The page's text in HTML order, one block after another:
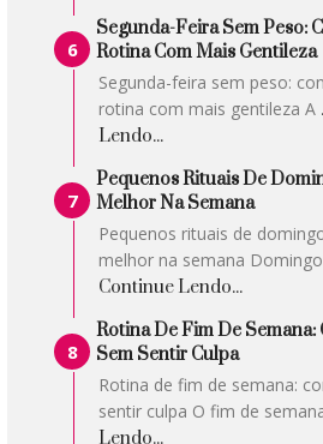
Segunda-Feira Sem Peso:
Rotina Com Mais Gentileza
Segunda-feira sem peso:
rotina com mais gentileza A
Lendo...
Pequenos Rituais De
Melhor Na Semana
Pequenos rituais de
melhor na semana
Continue Lendo...
Rotina De Fim De Semana:
Sem Sentir Culpa
Rotina de fim de semana:
sentir culpa O fim de
Lendo...